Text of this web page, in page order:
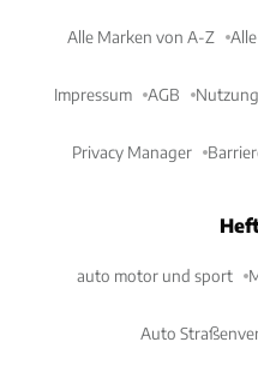
Alle Marken von A-Z
Impressum AGB
Privacy Manager
auto motor und sport
Auto